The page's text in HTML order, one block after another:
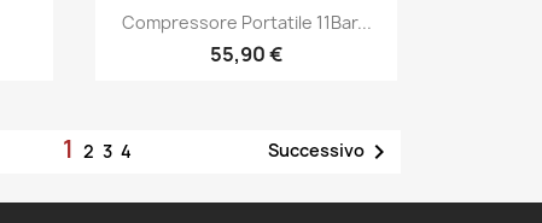
Compressore Portatile 11Bar...
55,90 €
1 2 3 4 Successivo